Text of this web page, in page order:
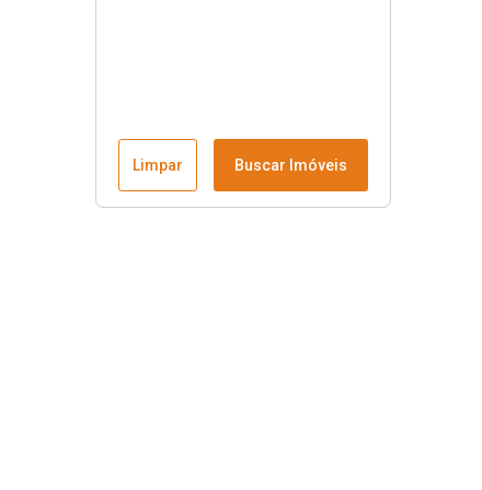
Limpar Buscar Imóveis